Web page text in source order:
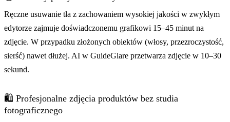
Ręczne usuwanie tła z zachowaniem wysokiej jakości w zwykłym
edytorze zajmuje doświadczonemu grafikowi 15–45 minut na
zdjęcie. W przypadku złożonych obiektów (włosy, przezroczystość,
sierść) nawet dłużej. AI w GuideGlare przetwarza zdjęcie w 10–30
sekund.
🛍️ Profesjonalne zdjęcia produktów bez studia
fotograficznego